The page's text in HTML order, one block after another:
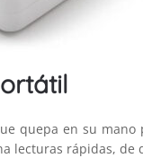
quepa en su
lecturas rápidas, de